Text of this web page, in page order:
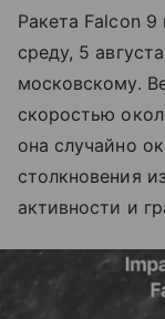
Ракета Falcon 9
среду, 5
московскому.
скоростью
она случайно
столкновения
активности и